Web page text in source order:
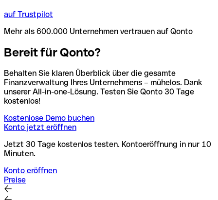
auf Trustpilot
Mehr als 600.000 Unternehmen vertrauen auf Qonto
Bereit für Qonto?
Behalten Sie klaren Überblick über die gesamte
Finanzverwaltung Ihres Unternehmens – mühelos. Dank
unserer All-in-one-Lösung. Testen Sie Qonto 30 Tage
kostenlos!
Kostenlose Demo buchen
Konto jetzt eröffnen
Jetzt 30 Tage kostenlos testen. Kontoeröffnung in nur 10
Minuten.
Konto eröffnen
Preise